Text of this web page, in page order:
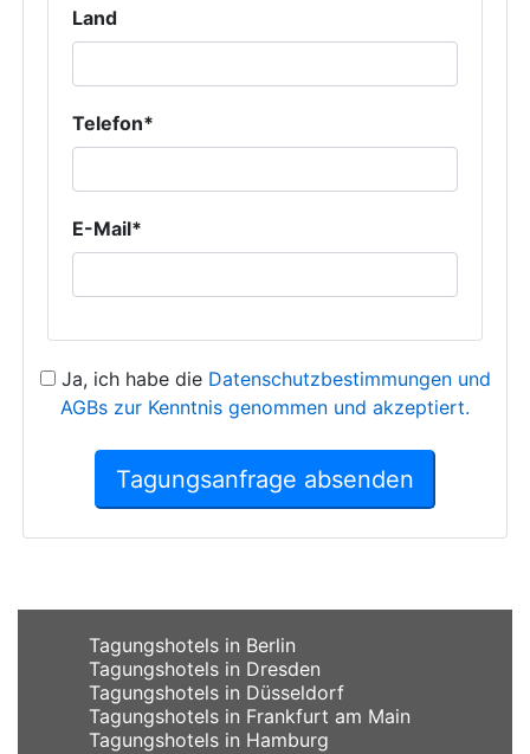
Land
Telefon*
E-Mail*
Ja, ich habe die Datenschutzbestimmungen und
AGBs zur Kenntnis genommen und akzeptiert.
Tagungsanfrage absenden
Tagungshotels in Berlin
Tagungshotels in Dresden
Tagungshotels in Düsseldorf
Tagungshotels in Frankfurt am Main
Tagungshotels in Hamburg